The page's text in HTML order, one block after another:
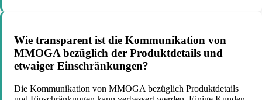
Wie transparent ist die Kommunikation von
MMOGA bezüglich der Produktdetails und
etwaiger Einschränkungen?
Die Kommunikation von MMOGA bezüglich Produktdetails